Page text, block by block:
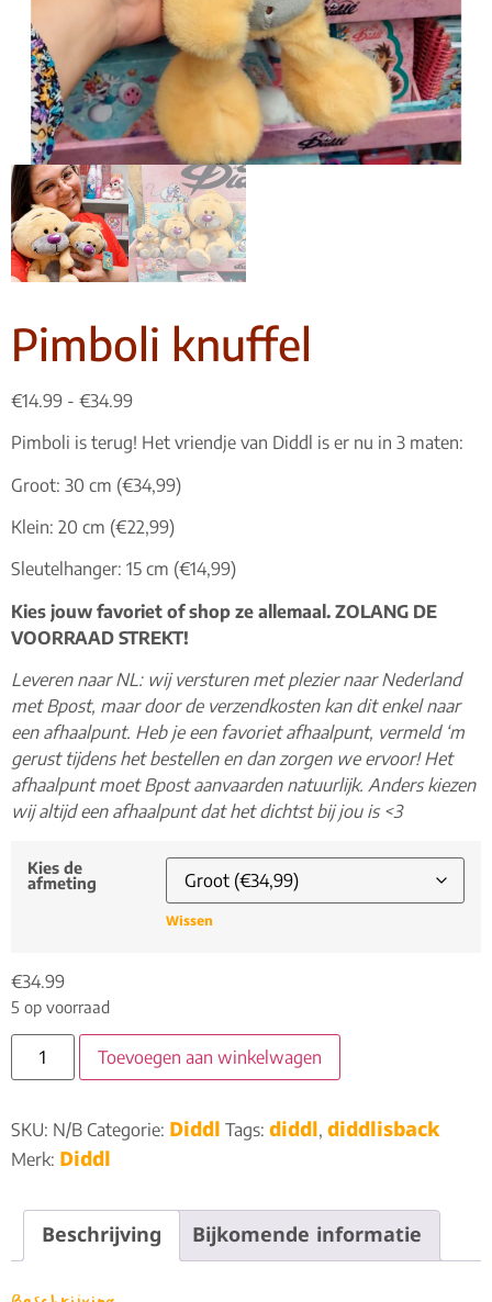
Pimboli knuffel
€14.99 - €34.99
Pimboli is terug! Het vriendje van Diddl is er nu in 3 maten:
Groot: 30 cm (€34,99)
Klein: 20 cm (€22,99)
Sleutelhanger: 15 cm (€14,99)
Kies jouw favoriet of shop ze allemaal. ZOLANG DE
VOORRAAD STREKT!
Leveren naar NL: wij versturen met plezier naar Nederland
met Bpost, maar door de verzendkosten kan dit enkel naar
een afhaalpunt. Heb je een favoriet afhaalpunt, vermeld ‘m
gerust tijdens het bestellen en dan zorgen we ervoor! Het
afhaalpunt moet Bpost aanvaarden natuurlijk. Anders kiezen
wij altijd een afhaalpunt dat het dichtst bij jou is <3
Kies de
afmeting
Wissen
€34.99
5 op voorraad
Toevoegen aan winkelwagen
SKU: N/B Categorie: Diddl Tags: diddl, diddlisback
Merk: Diddl
Beschrijving Bijkomende informatie